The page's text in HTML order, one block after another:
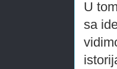
U
sa